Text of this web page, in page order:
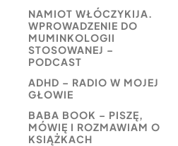
NAMIOT WŁÓCZYKIJA.
WPROWADZENIE DO
MUMINKOLOGII
STOSOWANEJ –
PODCAST
ADHD – RADIO W MOJEJ
GŁOWIE
BABA BOOK – PISZĘ,
MÓWIĘ I ROZMAWIAM O
KSIĄŻKACH